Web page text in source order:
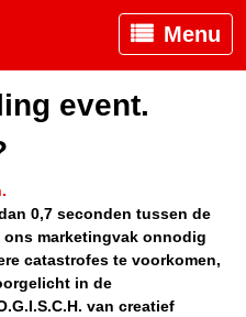
Menu
event.
0,7 seconden tussen de
marketingvak onnodig
catastrofes te voorkomen,
in de
van creatief